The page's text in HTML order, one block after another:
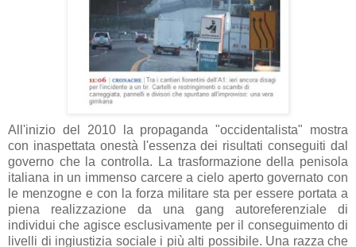
All'inizio del 2010 la propaganda "occidentalista" mostra
con inaspettata onestà l'essenza dei risultati conseguiti dal
governo che la controlla. La trasformazione della penisola
italiana in un immenso carcere a cielo aperto governato con
le menzogne e con la forza militare sta per essere portata a
piena realizzazione da una gang autoreferenziale di
individui che agisce esclusivamente per il conseguimento di
livelli di ingiustizia sociale i più alti possibile. Una razza che